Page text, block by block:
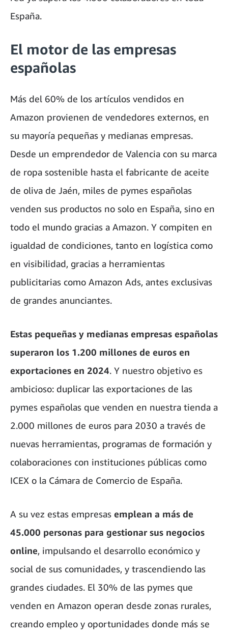
España.
El motor de las empresas
españolas
Más del 60% de los artículos vendidos en
Amazon provienen de vendedores externos, en
su mayoría pequeñas y medianas empresas.
Desde un emprendedor de Valencia con su marca
de ropa sostenible hasta el fabricante de aceite
de oliva de Jaén, miles de pymes españolas
venden sus productos no solo en España, sino en
todo el mundo gracias a Amazon. Y compiten en
igualdad de condiciones, tanto en logística como
en visibilidad, gracias a herramientas
publicitarias como Amazon Ads, antes exclusivas
de grandes anunciantes.
Estas pequeñas y medianas empresas españolas
superaron los 1.200 millones de euros en
exportaciones en 2024. Y nuestro objetivo es
ambicioso: duplicar las exportaciones de las
pymes españolas que venden en nuestra tienda a
2.000 millones de euros para 2030 a través de
nuevas herramientas, programas de formación y
colaboraciones con instituciones públicas como
ICEX o la Cámara de Comercio de España.
A su vez estas empresas emplean a más de
45.000 personas para gestionar sus negocios
online, impulsando el desarrollo económico y
social de sus comunidades, y trascendiendo las
grandes ciudades. El 30% de las pymes que
venden en Amazon operan desde zonas rurales,
creando empleo y oportunidades donde más se